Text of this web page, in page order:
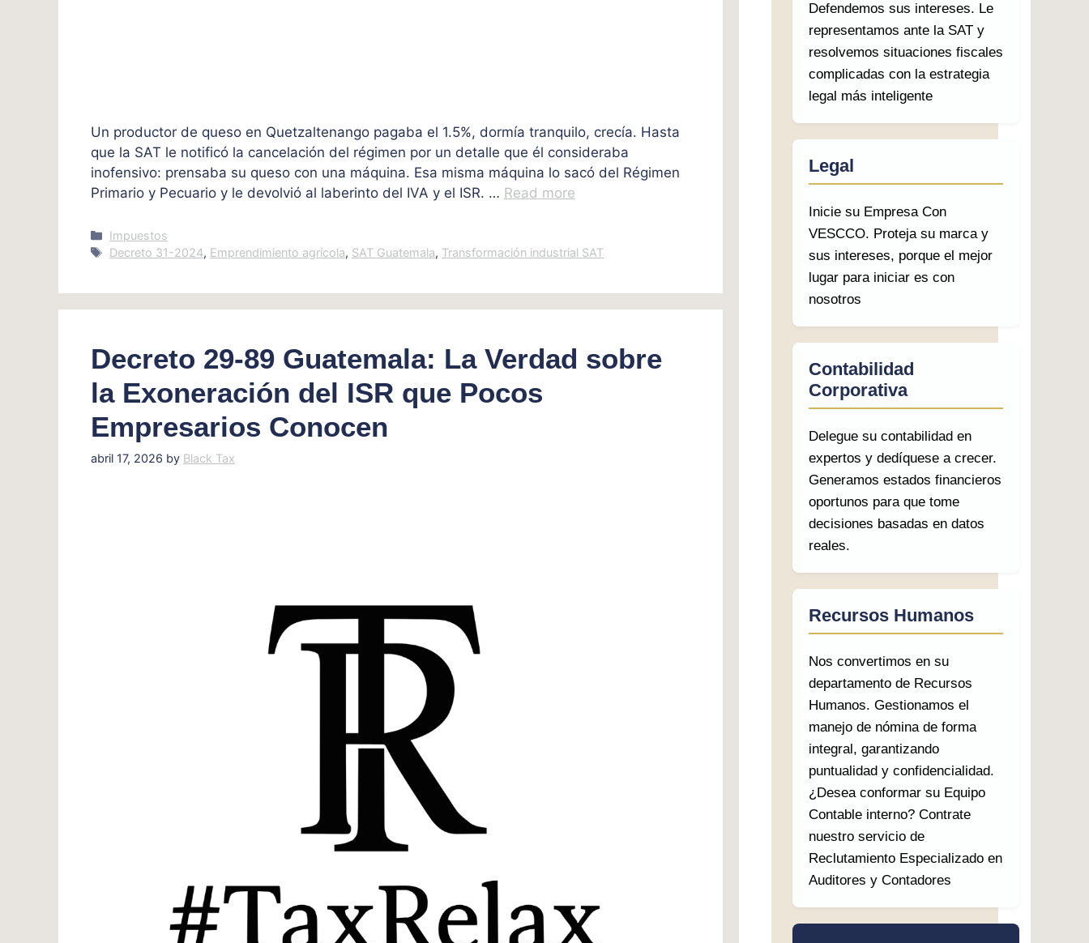
Un productor de queso en Quetzaltenango pagaba el 1.5%, dormía tranquilo, crecía. Hasta
que la SAT le notificó la cancelación del régimen por un detalle que él consideraba
inofensivo: prensaba su queso con una máquina. Esa misma máquina lo sacó del Régimen
Primario y Pecuario y le devolvió al laberinto del IVA y el ISR. … Read more
Categories
Impuestos
Tags
Decreto 31-2024, Emprendimiento agrícola, SAT Guatemala, Transformación industrial SAT
Decreto 29-89 Guatemala: La Verdad sobre
la Exoneración del ISR que Pocos
Empresarios Conocen
abril 17, 2026 by Black Tax
Defendemos sus intereses. Le
representamos ante la SAT y
resolvemos situaciones fiscales
complicadas con la estrategia
legal más inteligente
Legal
Inicie su Empresa Con
VESCCO. Proteja su marca y
sus intereses, porque el mejor
lugar para iniciar es con
nosotros
Contabilidad
Corporativa
Delegue su contabilidad en
expertos y dedíquese a crecer.
Generamos estados financieros
oportunos para que tome
decisiones basadas en datos
reales.
Recursos Humanos
Nos convertimos en su
departamento de Recursos
Humanos. Gestionamos el
manejo de nómina de forma
integral, garantizando
puntualidad y confidencialidad.
¿Desea conformar su Equipo
Contable interno? Contrate
nuestro servicio de
Reclutamiento Especializado en
Auditores y Contadores